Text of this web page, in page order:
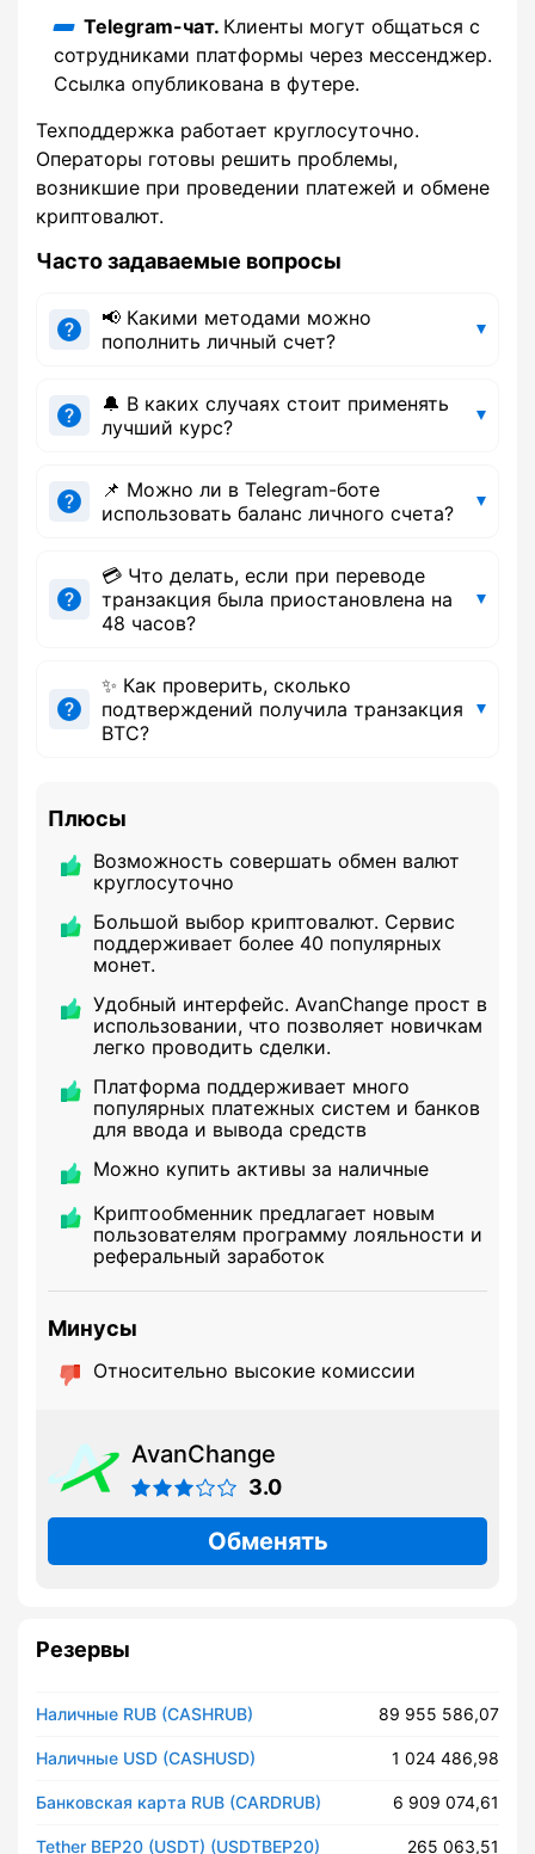
Telegram-чат. Клиенты могут общаться с
сотрудниками платформы через мессенджер.
Ссылка опубликована в футере.
Техподдержка работает круглосуточно.
Операторы готовы решить проблемы,
возникшие при проведении платежей и обмене
криптовалют.
Часто задаваемые вопросы
📢 Какими методами можно
пополнить личный счет?
🔔 В каких случаях стоит применять
лучший курс?
📌 Можно ли в Telegram-боте
использовать баланс личного счета?
💳 Что делать, если при переводе
транзакция была приостановлена на
48 часов?
✨ Как проверить, сколько
подтверждений получила транзакция
BTC?
Плюсы
Возможность совершать обмен валют
круглосуточно
Большой выбор криптовалют. Сервис
поддерживает более 40 популярных
монет.
Удобный интерфейс. AvanChange прост в
использовании, что позволяет новичкам
легко проводить сделки.
Платформа поддерживает много
популярных платежных систем и банков
для ввода и вывода средств
Можно купить активы за наличные
Криптообменник предлагает новым
пользователям программу лояльности и
реферальный заработок
Минусы
Относительно высокие комиссии
AvanChange
3.0
Обменять
Резервы
Наличные RUB (CASHRUB) 89 955 586,07
Наличные USD (CASHUSD) 1 024 486,98
Банковская карта RUB (CARDRUB) 6 909 074,61
Tether BEP20 (USDT) (USDTBEP20) 265 063,51